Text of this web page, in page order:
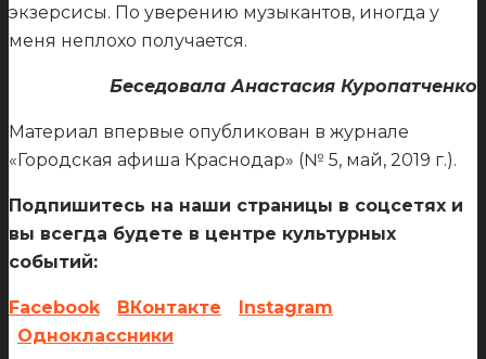
экзерсисы. По уверению музыкантов, иногда у
меня неплохо получается.
Беседовала Анастасия Куропатченко
Материал впервые опубликован в журнале
«Городская афиша Краснодар» (№ 5, май, 2019 г.).
Подпишитесь на наши страницы в соцсетях и
вы всегда будете в центре культурных
событий:
Facebook ВКонтакте
Instagram
Одноклассники